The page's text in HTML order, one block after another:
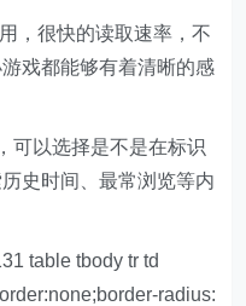
，很快的读取速率，不
戏都能够有着清晰的感
可以选择是不是在标识
史时间、最常浏览等内
table tbody tr td
radius: